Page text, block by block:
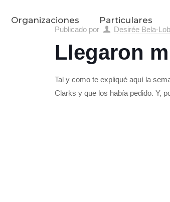
Organizaciones Particulares
Publicado por Desirée Bela-
Llegaron
Tal y como te expliqué aquí la
Clarks y que los había pedido. Y,